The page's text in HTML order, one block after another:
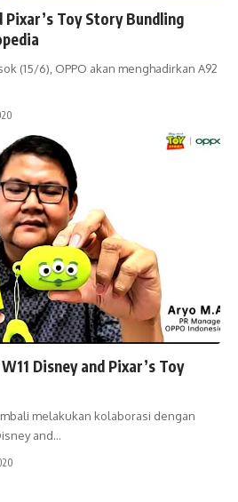
Pixar’s Toy Story Bundling
(15/6), OPPO akan menghadirkan A92
Disney and Pixar’s Toy
melakukan kolaborasi dengan
and…